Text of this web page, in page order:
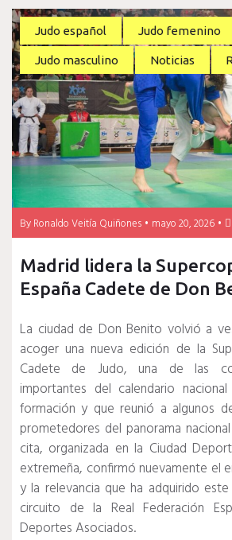
ByRonaldo Veitía Quiñones mayo 20, 2026
Judo español Judo femenino
Judo masculino Noticias
Madrid lidera la
España Cadete de Don
La ciudad de Don Benito volvió a
acoger una nueva edición de la
Cadete de Judo, una de las
importantes del calendario
formación y que reunió a algunos
prometedores del panorama
cita, organizada en la Ciudad
extremeña, confirmó nuevamente el
y la relevancia que ha adquirido
circuito de la Real Federación
Deportes Asociados.